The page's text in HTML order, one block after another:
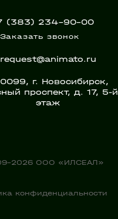
(383) 234-90-00
Заказать звонок
request@animato.ru
г. Новосибирск,
проспект, д. 17, 5-й
этаж
2026 ООО «ИЛСЕАЛ»
конфиденциальности